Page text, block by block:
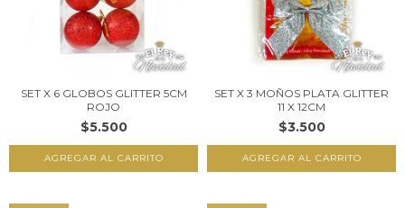
SET X 6 GLOBOS GLITTER 5CM
ROJO
$5.500
SET X 3 MOÑOS PLATA GLITTER
11 X 12CM
$3.500